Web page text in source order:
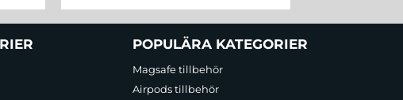
POPULÄRA KATEGORIER
Magsafe tillbehör
Airpods tillbehör